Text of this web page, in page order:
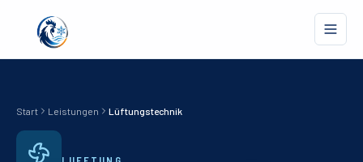
Start Leistungen Lüftungstechnik